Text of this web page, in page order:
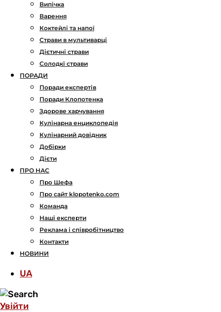
Випічка
Варення
Коктейлі та напої
Страви в мультиварці
Дієтичні страви
Солодкі страви
ПОРАДИ
Поради експертів
Поради Клопотенка
Здорове харчування
Кулінарна енциклопедія
Кулінарний довідник
Добірки
Дієти
ПРО НАС
Про Шефа
Про сайт klopotenko.com
Команда
Наші експерти
Реклама і співробітництво
Контакти
НОВИНИ
UA
Увійти